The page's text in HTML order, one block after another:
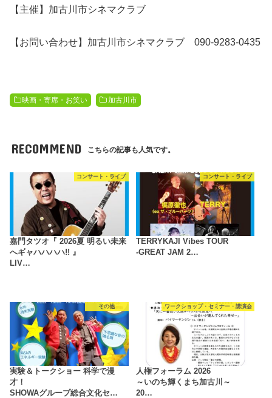
【主催】加古川市シネマクラブ
【お問い合わせ】加古川市シネマクラブ 090-9283-0435
映画・寄席・お笑い 加古川市
RECOMMEND こちらの記事も人気です。
コンサート・ライブ
嘉門タツオ『 2026夏 明るい未来
へギャハハハハ!! 』
LIV…
コンサート・ライブ
TERRYKAJI Vibes TOUR
-GREAT JAM 2…
その他
実験＆トークショー 科学で漫
才！
SHOWAグループ総合文化セ…
ワークショップ・セミナー・講演会
人権フォーラム 2026
～いのち輝くまち加古川～
20…